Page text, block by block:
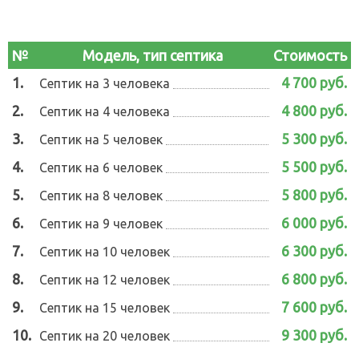
№ Модель, тип септика
Стоимость
1.
Септик на 3 человека
4 700 руб.
2.
Септик на 4 человека
4 800 руб.
3.
Септик на 5 человек
5 300 руб.
4.
Септик на 6 человек
5 500 руб.
5.
Септик на 8 человек
5 800 руб.
6.
Септик на 9 человек
6 000 руб.
7.
Септик на 10 человек
6 300 руб.
8.
Септик на 12 человек
6 800 руб.
9.
Септик на 15 человек
7 600 руб.
10.
Септик на 20 человек
9 300 руб.